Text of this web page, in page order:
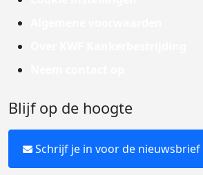
Blijf op de hoogte
Schrijf je in voor de nieuwsbrief